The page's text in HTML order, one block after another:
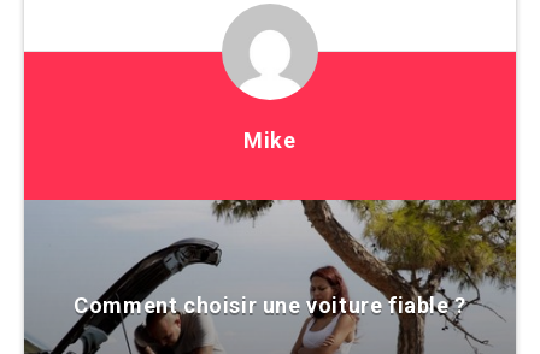
Mike
Comment choisir une voiture fiable ?